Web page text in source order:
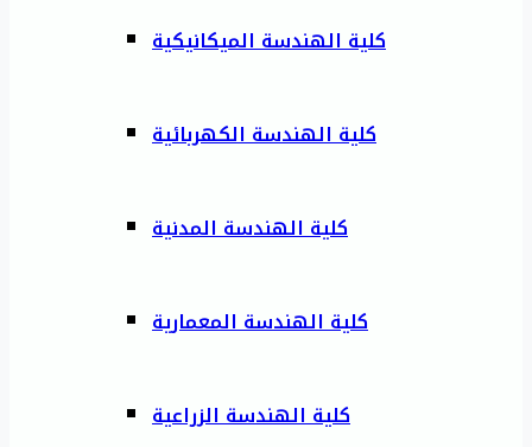
كلية الهندسة الميكانيكية
كلية الهندسة الكهربائية
كلية الهندسة المدنية
كلية الهندسة المعمارية
كلية الهندسة الزراعية